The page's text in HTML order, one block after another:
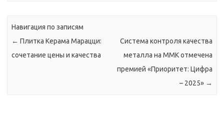
Навигация по записям
← Плитка Керама Марацци:
сочетание цены и качества
Система контроля качества
металла на ММК отмечена
премией «Приоритет: Цифра
– 2025» →